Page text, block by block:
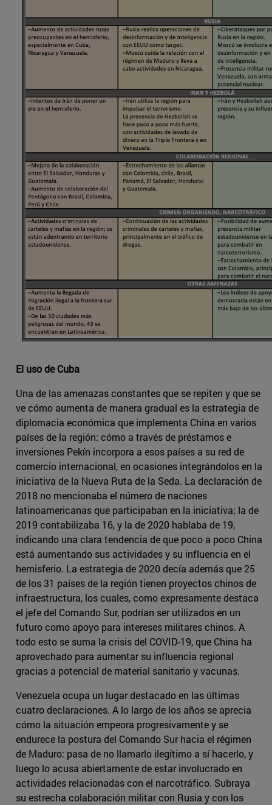
El uso de Cuba
Una de las amenazas constantes que se repiten y que se
ve cómo aumenta de manera gradual es la estrategia de
diplomacia económica que implementa China en varios
países de la región: cómo a través de préstamos e
inversiones Pekín incorpora a esos países a su red de
comercio internacional, en ocasiones integrándolos en la
iniciativa de la Nueva Ruta de la Seda. La declaración de
2018 no mencionaba el número de naciones
latinoamericanas que participaban en la iniciativa; la de
2019 contabilizaba 16, y la de 2020 hablaba de 19,
indicando una clara tendencia de que poco a poco China
está aumentando sus actividades y su influencia en el
hemisferio. La estrategia de 2020 decía además que 25
de los 31 países de la región tienen proyectos chinos de
infraestructura, los cuales, como expresamente destaca
el jefe del Comando Sur, podrían ser utilizados en un
futuro como apoyo para intereses militares chinos. A
todo esto se suma la crisis del COVID-19, que China ha
aprovechado para aumentar su influencia regional
gracias a potencial de material sanitario y vacunas.
Venezuela ocupa un lugar destacado en las últimas
cuatro declaraciones. A lo largo de los años se aprecia
cómo la situación empeora progresivamente y se
endurece la postura del Comando Sur hacia el régimen
de Maduro: pasa de no llamarlo ilegítimo a sí hacerlo, y
luego lo acusa abiertamente de estar involucrado en
actividades relacionadas con el narcotráfico. Subraya
su estrecha colaboración militar con Rusia y con los